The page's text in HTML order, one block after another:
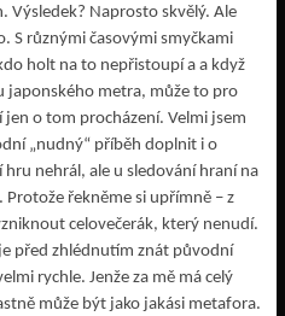
Výsledek? Naprosto skvělý. Ale
S různými časovými smyčkami
holt na to nepřistoupí a a když
japonského metra, může to pro
o tom procházení. Velmi jsem
„nudný“ příběh doplnit i o
nehrál, ale u sledování hraní na
řekněme si upřímně – z
celovečerák, který nenudí.
před zhlédnutím znát původní
rychle. Jenže za mě má celý
může být jako jakási metafora.